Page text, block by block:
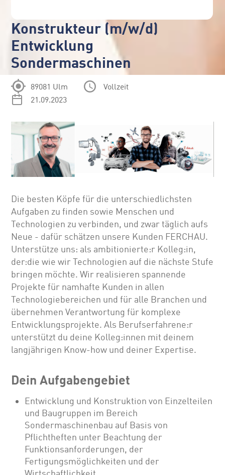
Konstrukteur (m/w/d)
Entwicklung
Sondermaschinen
89081 Ulm
Vollzeit
21.09.2023
Die besten Köpfe für die unterschiedlichsten
Aufgaben zu finden sowie Menschen und
Technologien zu verbinden, und zwar täglich aufs
Neue - dafür schätzen unsere Kunden FERCHAU.
Unterstütze uns: als ambitionierte:r Kolleg:in,
der:die wie wir Technologien auf die nächste Stufe
bringen möchte. Wir realisieren spannende
Projekte für namhafte Kunden in allen
Technologiebereichen und für alle Branchen und
übernehmen Verantwortung für komplexe
Entwicklungsprojekte. Als Berufserfahrene:r
unterstützt du deine Kolleg:innen mit deinem
langjährigen Know-how und deiner Expertise.
Dein Aufgabengebiet
Entwicklung und Konstruktion von Einzelteilen
und Baugruppen im Bereich
Sondermaschinenbau auf Basis von
Pflichtheften unter Beachtung der
Funktionsanforderungen, der
Fertigungsmöglichkeiten und der